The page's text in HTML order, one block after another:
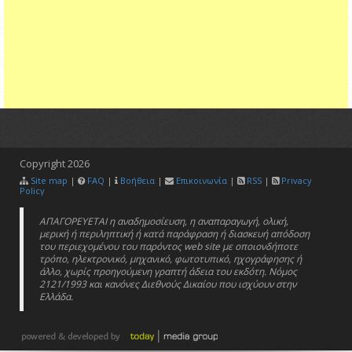
Copyright2026
Site map | FAQ | Βοήθεια | Επικοινωνία | RSS |
Privacy
Policy
ΑΠΑΓΟΡΕΥΕΤΑΙ η αναδημοσίευση, η αναπαραγωγή, ολική,
μερική ή περιληπτική ή κατά παράφραση ή διασκευή απόδοση
του περιεχομένου του παρόντος web site με οποιονδήποτε
τρόπο, ηλεκτρονικό, μηχανικό, φωτοτυπικό, ηχογράφησης ή
άλλο, χωρίς προηγούμενη γραπτή άδεια του εκδότη. Νόμος
2121/1993 και κανόνες Διεθνούς Δικαίου που ισχύουν στην
Ελλάδα.